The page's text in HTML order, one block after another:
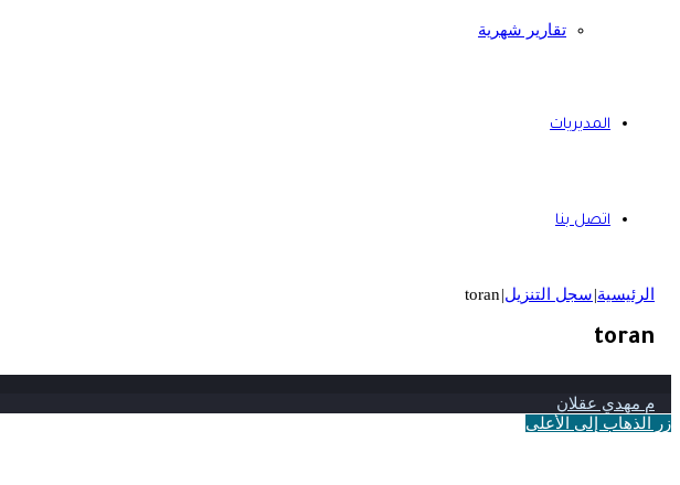
تقارير شهرية
المديريات
اتصل بنا
الرئيسية|سجل التنزيل|
toran
toran
م مهدي عقلان
زر الذهاب إلى الأعلى